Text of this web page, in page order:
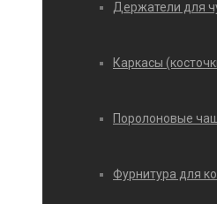
Держатели для
Каркасы
Поролоновые
Фурнитура для